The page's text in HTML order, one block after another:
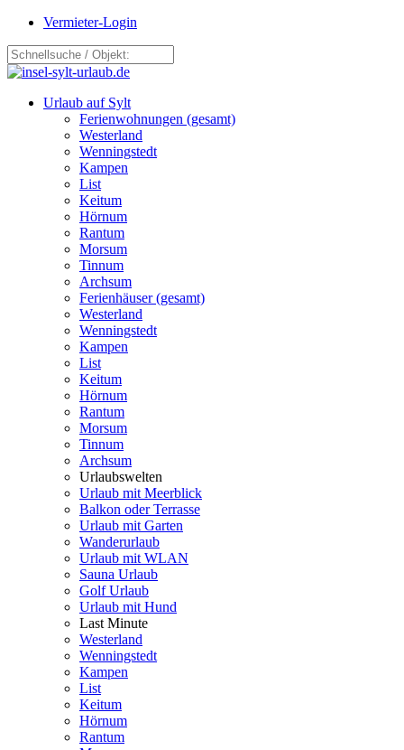
Vermieter-Login
Urlaub auf Sylt
Ferienwohnungen (gesamt)
Westerland
Wenningstedt
Kampen
List
Keitum
Hörnum
Rantum
Morsum
Tinnum
Archsum
Ferienhäuser (gesamt)
Westerland
Wenningstedt
Kampen
List
Keitum
Hörnum
Rantum
Morsum
Tinnum
Archsum
Urlaubswelten
Urlaub mit Meerblick
Balkon oder Terrasse
Urlaub mit Garten
Wanderurlaub
Urlaub mit WLAN
Sauna Urlaub
Golf Urlaub
Urlaub mit Hund
Last Minute
Westerland
Wenningstedt
Kampen
List
Keitum
Hörnum
Rantum